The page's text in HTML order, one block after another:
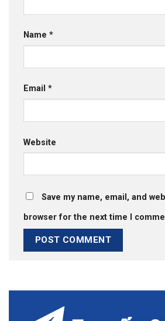
Name *
Email *
Website
Save my name, email, and
browser for the next time I